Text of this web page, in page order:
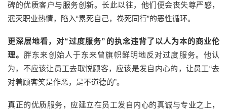
碑的优质客户与服务创新。长此以往， 他们便会丧失尊严感，
泯灭职业热情，陷入“累死自己，卷死同行”的恶性循环。
更深层地看，对“过度服务”的执念违背了以人为本的商业伦
理。 胖东来创始人于东来曾旗帜鲜明地反对过度服务。他认
为， 不应该让员工去取悦顾客，应该是发自内心的，让员工“去
对着顾客笑是作恶，是不道德的”。
真正的优质服务，应建立在员工发自内心的真诚与专业之上，